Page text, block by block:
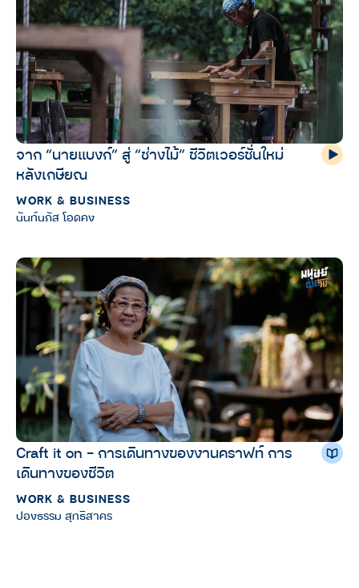
จาก “นายแบงก์” สู่ “ช่างไม้” ชีวิตเวอร์ชั่นใหม่
หลังเกษียณ
WORK & BUSINESS
นันท์นภัส โอดคง
Craft it on – การเดินทางของงานคราฟท์ การ
เดินทางของชีวิต
WORK & BUSINESS
ปองธรรม สุทธิสาคร